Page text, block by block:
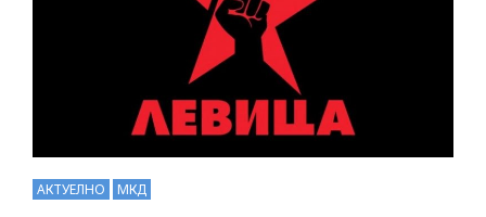
АКТУЕЛНО МКД